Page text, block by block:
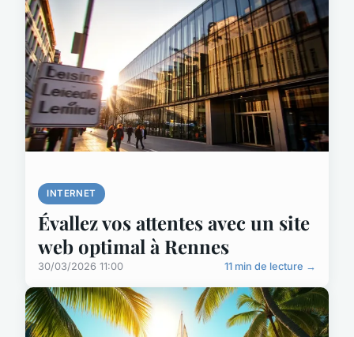
INTERNET
Évallez vos attentes avec un site
web optimal à Rennes
30/03/2026 11:00 11 min de lecture →